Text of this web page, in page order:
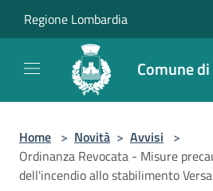
Regione Lombardia
Comune
Home > Novità > Avvisi >
Ordinanza Revocata - Misure
dell'incendio allo stabilimento